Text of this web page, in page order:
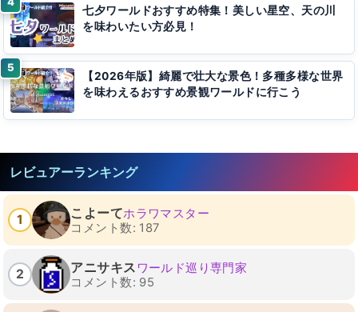
七夕ワールドおすすめ特集！美しい星空、天の川
を味わいたい方必見！
【2026年版】綺麗で壮大な景色！多種多様な世界
を味わえるおすすめ景観ワールドに行こう
レビュアーランキング
1 こよーてホラワマスター
コメント数: 187
2 アニサキス ワールド巡り専門家
コメント数: 95